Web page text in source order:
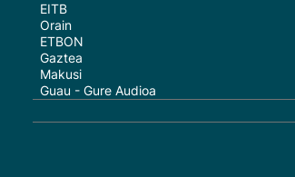
EITB
Orain
ETBON
Gaztea
Makusi
Guau - Gure Audioa